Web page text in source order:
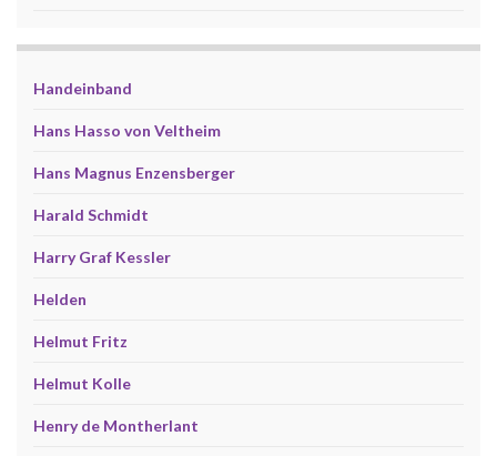
Handeinband
Hans Hasso von Veltheim
Hans Magnus Enzensberger
Harald Schmidt
Harry Graf Kessler
Helden
Helmut Fritz
Helmut Kolle
Henry de Montherlant